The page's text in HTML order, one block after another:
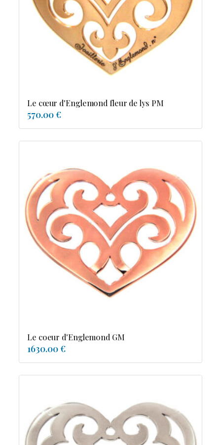
Resile
Reve-asie
Reve-de-pagode
Suspension et frissons
Diamants
Emeraude
Pierres de couleur
Saphir
rubis
saphir de couleur
tanzanite
tourmaline
Le cœur d'Englemond fleur de lys PM
570.00 €
Le coeur d'Englemond GM
1630.00 €